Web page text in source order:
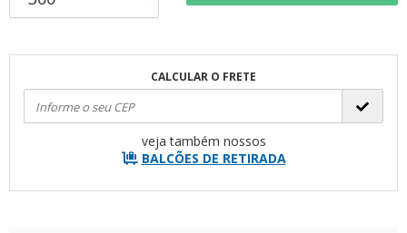
CALCULAR O FRETE
veja também nossos
BALCÕES DE RETIRADA